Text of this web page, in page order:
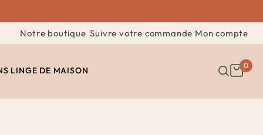
Notre boutique Suivre votre commande Mon compte
LINGE DE MAISON 0